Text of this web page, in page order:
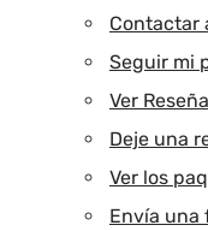
Contactar
Seguir mi
Ver
Deje una
Ver los
Envía una